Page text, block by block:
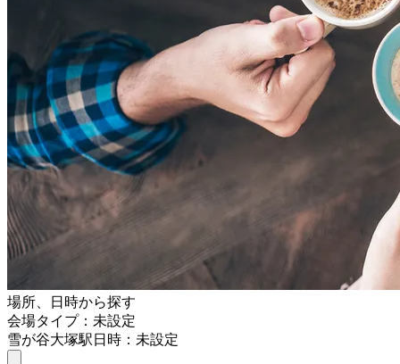
場所、日時から探す
会場タイプ：未設定
雪が谷大塚駅日時：未設定